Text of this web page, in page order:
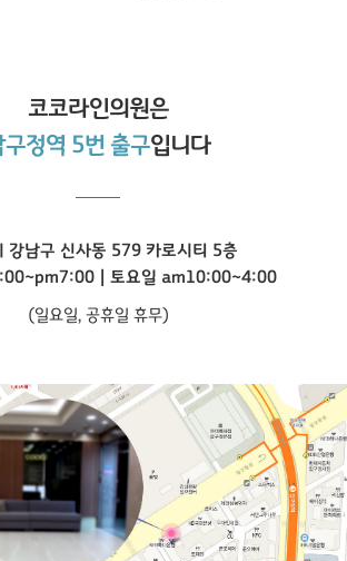
코코라인의원은
구정역 5번 출구입니다
강남구 신사동 579 카로시티 5층
| 토요일 am10:00~4:00
(일요일, 공휴일 휴무)